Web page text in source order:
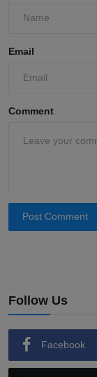
Email
Comment
Post Comment
Follow Us
Facebook